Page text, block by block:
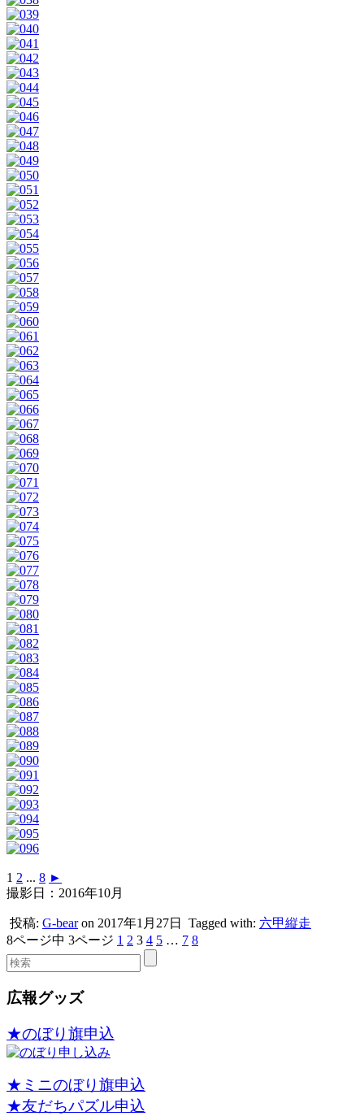
1 2 ... 8 ►
撮影日：2016年10月
投稿: G-bearon 2017年1月27日 Tagged with: 六甲縦走
8ページ中 3ページ 1 2 3 4 5 … 7 8
広報グッズ
★のぼり旗申込
★ミニのぼり旗申込
★友だちパズル申込